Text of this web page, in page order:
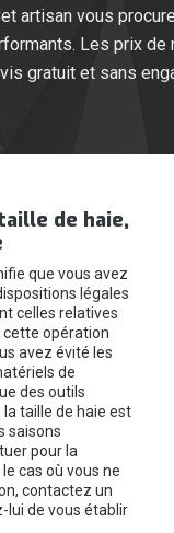
artisan vous
Les prix
gratuit et sans
de haie,
que vous avez
légales
celles relatives
cette opération
avez évité les
de
des outils
taille de haie est
saisons
pour la
cas où vous ne
contactez un
de vous établir